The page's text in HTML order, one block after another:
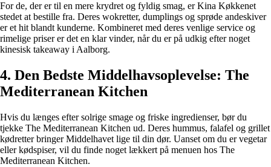
For de, der er til en mere krydret og fyldig smag, er Kina Køkkenet
stedet at bestille fra. Deres wokretter, dumplings og sprøde andeskiver
er et hit blandt kunderne. Kombineret med deres venlige service og
rimelige priser er det en klar vinder, når du er på udkig efter noget
kinesisk takeaway i Aalborg.
4. Den Bedste Middelhavsoplevelse: The
Mediterranean Kitchen
Hvis du længes efter solrige smage og friske ingredienser, bør du
tjekke The Mediterranean Kitchen ud. Deres hummus, falafel og grillet
kødretter bringer Middelhavet lige til din dør. Uanset om du er vegetar
eller kødspiser, vil du finde noget lækkert på menuen hos The
Mediterranean Kitchen.